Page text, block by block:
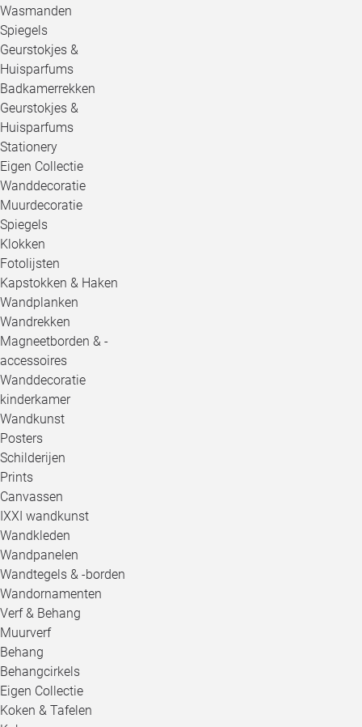
Wasmanden
Spiegels
Geurstokjes &
Huisparfums
Badkamerrekken
Geurstokjes &
Huisparfums
Stationery
Eigen Collectie
Wanddecoratie
Muurdecoratie
Spiegels
Klokken
Fotolijsten
Kapstokken & Haken
Wandplanken
Wandrekken
Magneetborden & -
accessoires
Wanddecoratie
kinderkamer
Wandkunst
Posters
Schilderijen
Prints
Canvassen
IXXI wandkunst
Wandkleden
Wandpanelen
Wandtegels & -borden
Wandornamenten
Verf & Behang
Muurverf
Behang
Behangcirkels
Eigen Collectie
Koken & Tafelen